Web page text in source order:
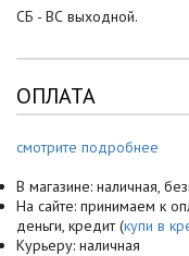
СБ - ВС выходной.
ОПЛАТА
смотрите подробнее
В магазине: наличная,
На сайте: принимаем к
деньги, кредит (купи в
Курьеру: наличная